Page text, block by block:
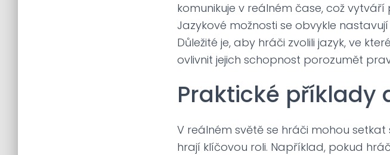
komunikuje v reálném čase, což vytváří
Jazykové možnosti se obvykle
Důležité je, aby hráči zvolili jazyk, ve
ovlivnit jejich schopnost porozumět
Praktické příklady
V reálném světě se hráči mohou setkat
hrají klíčovou roli. Například, pokud